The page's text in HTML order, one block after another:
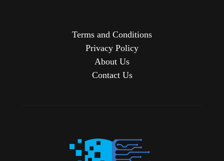
Terms and Conditions
Privacy Policy
About Us
Contact Us